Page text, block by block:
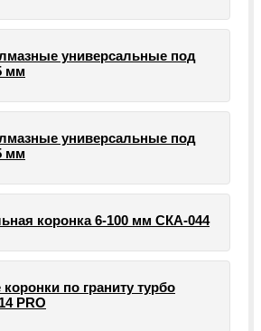
универсальные под
мм
универсальные под
мм
коронка 6-100 мм СКА-044
по граниту турбо
PRO